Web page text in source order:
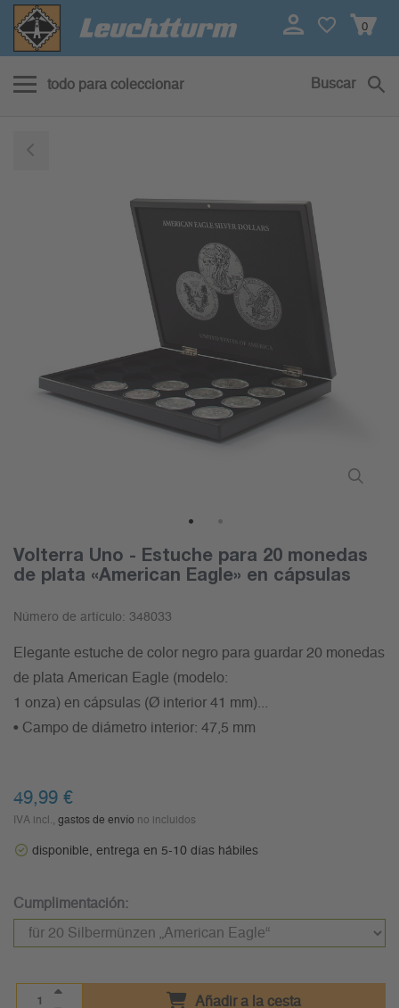
0
todo para coleccionar Buscar
Volterra Uno - Estuche para 20 monedas
de plata «American Eagle» en cápsulas
Número de artículo: 348033
Elegante estuche de color negro para guardar 20 monedas
de plata American Eagle (modelo:
1 onza) en cápsulas (Ø interior 41 mm)...
• Campo de diámetro interior: 47,5 mm
49,99 €
IVA incl., gastos de envío no incluidos
disponible, entrega en 5-10 días hábiles
Cumplimentación:
Añadir a la cesta